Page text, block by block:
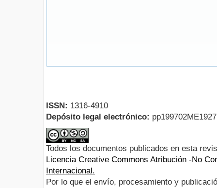
ISSN: 1316-4910
Depósito legal electrónico:
Todos los documentos publicados en esta
Licencia Creative Commons Atribución -No
Internacional.
Por lo que el envío, procesamiento y